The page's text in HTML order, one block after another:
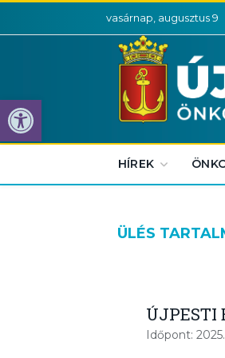
Eszköztár
vasárnap, augusztus 9
HÍREK
ÜLÉS
ÚJPESTI
Időpont: